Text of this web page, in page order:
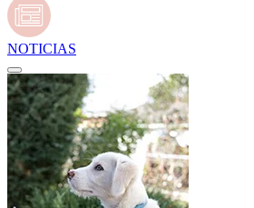
NOTICIAS